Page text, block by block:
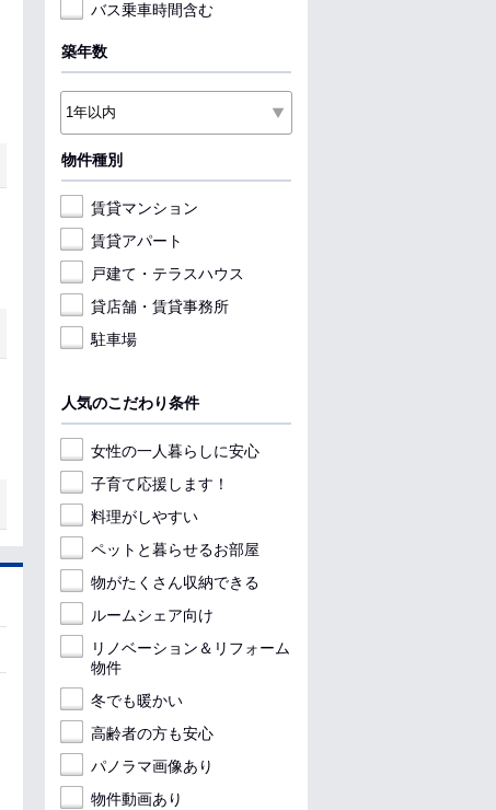
バス乗車時間含む
築年数
物件種別
賃貸マンション
賃貸アパート
戸建て・テラスハウス
貸店舗・賃貸事務所
駐車場
人気のこだわり条件
女性の一人暮らしに安心
子育て応援します！
料理がしやすい
ペットと暮らせるお部屋
物がたくさん収納できる
ルームシェア向け
リノベーション＆リフォーム
物件
冬でも暖かい
高齢者の方も安心
パノラマ画像あり
物件動画あり